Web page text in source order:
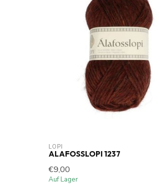
LOPI
ALAFOSSLOPI 1237
€9,00
Auf Lager